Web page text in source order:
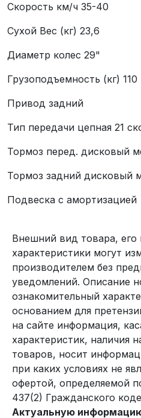
Скорость км/ч 35-40
Сухой Вес (кг) 23,6
Диаметр колес 29"
Грузоподъемность (кг) 110
Привод задний
Тип передачи цепная 21
Тормоз перед. дисковый
Тормоз задний дисковый
Подвеска с амортизацией
Внешний вид товара, его
характеристики могут
производителем без
уведомлений. Описание
ознакомительный
основанием для
на сайте информация,
характеристик, наличия
товаров, носит
при каких условиях не
офертой, определяемой
437(2) Гражданского
Актуальную